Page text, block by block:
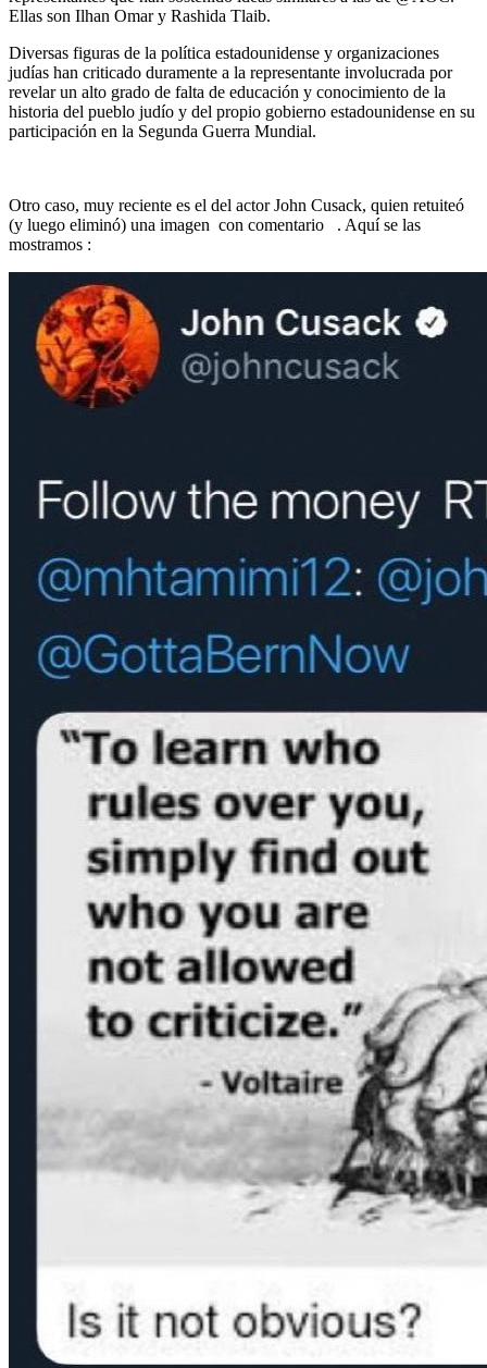
Ellas son Ilhan Omar y Rashida Tlaib.
Diversas figuras de la política estadounidense y organizaciones
judías han criticado duramente a la representante involucrada por
revelar un alto grado de falta de educación y conocimiento de la
historia del pueblo judío y del propio gobierno estadounidense en su
participación en la Segunda Guerra Mundial.
Otro caso, muy reciente es el del actor John Cusack, quien retuiteó
(y luego eliminó) una imagen con comentario . Aquí se las
mostramos :